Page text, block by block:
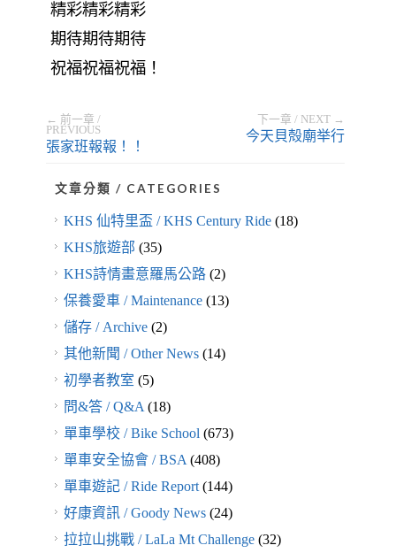
精彩精彩精彩
期待期待期待
祝福祝福祝福！
← 前一章 /
PREVIOUS
張家班報報！！
下一章 / NEXT →
今天貝殻廟举行
文章分類 / CATEGORIES
KHS 仙特里盃 / KHS Century Ride(18)
KHS旅遊部 (35)
KHS詩情畫意羅馬公路(2)
保養愛車 / Maintenance(13)
儲存 / Archive(2)
其他新聞 / Other News(14)
初學者教室 (5)
問&答 / Q&A (18)
單車學校 / Bike School (673)
單車安全協會 / BSA (408)
單車遊記 / Ride Report(144)
好康資訊 / Goody News(24)
拉拉山挑戰 / LaLa Mt Challenge(32)